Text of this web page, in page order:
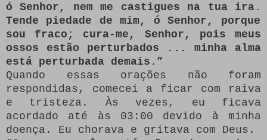
ó Senhor, nem me castigues na tua ira.
Tende piedade de mim, ó Senhor, porque
sou fraco; cura-me, Senhor, pois meus
ossos estão perturbados ... minha alma
está perturbada demais.”
Quando essas orações não foram
respondidas, comecei a ficar com raiva
e tristeza.
Às vezes, eu ficava
acordado até às 03:00 devido à minha
doença.
Eu chorava e gritava com Deus.